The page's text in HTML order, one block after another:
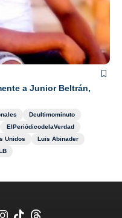
a Junior Beltrán,
Deultimominuto
ElPeriódicodelaVerdad
Unidos
Luis Abinader